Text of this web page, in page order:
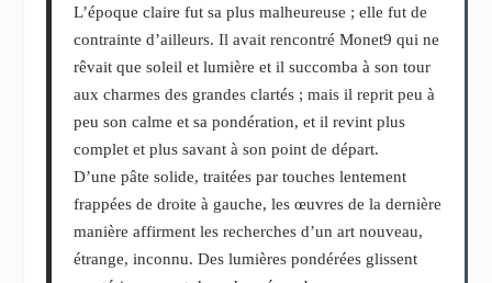
L’époque claire fut sa plus malheureuse ; elle fut de
contrainte d’ailleurs. Il avait rencontré Monet9 qui ne
rêvait que soleil et lumière et il succomba à son tour
aux charmes des grandes clartés ; mais il reprit peu à
peu son calme et sa pondération, et il revint plus
complet et plus savant à son point de départ.
D’une pâte solide, traitées par touches lentement
frappées de droite à gauche, les œuvres de la dernière
manière affirment les recherches d’un art nouveau,
étrange, inconnu. Des lumières pondérées glissent